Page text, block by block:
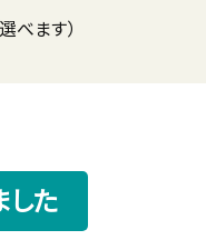
べます）
した